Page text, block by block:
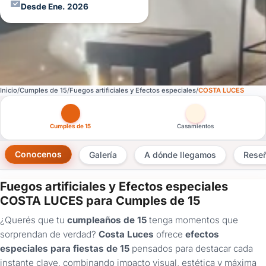
Desde Ene. 2026
Inicio Cumples de 15 Fuegos artificiales y Efectos especiales COSTA LUCES
Otras versiones de esta ficha por tipo de festejo
Cumples de 15 Casamientos
Conocenos Galería A dónde llegamos
Fuegos artificiales y Efectos especiales
COSTA LUCES para Cumples de 15
¿Querés que tu cumpleaños de 15 tenga momentos que
sorprendan de verdad? Costa Luces ofrece efectos
especiales para fiestas de 15 pensados para destacar cada
instante clave, combinando impacto visual, estética y máxima
×
Consultar
¿Ya
tenés
cuenta?